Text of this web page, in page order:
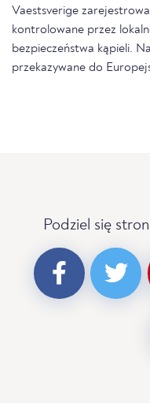
Vaestsverige
kontrolowane przez
bezpieczeństwa kąpieli.
przekazywane do
Podziel się